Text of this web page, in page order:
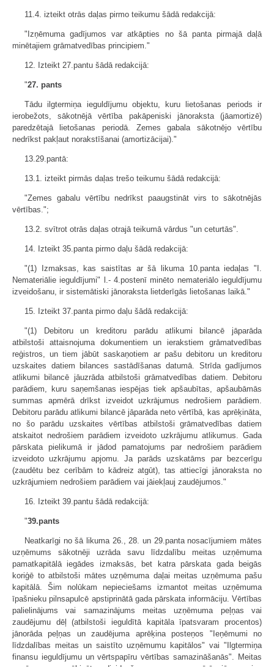
11.4. izteikt otrās daļas pirmo teikumu šādā redakcijā:
"Izņēmuma gadījumos var atkāpties no šā panta pirmajā daļā
minētajiem grāmatvedības principiem."
12. Izteikt 27.pantu šādā redakcijā:
"27. pants
Tādu ilgtermiņa ieguldījumu objektu, kuru lietošanas periods ir
ierobežots, sākotnējā vērtība pakāpeniski jānoraksta (jāamortizē)
paredzētajā lietošanas periodā. Zemes gabala sākotnējo vērtību
nedrīkst pakļaut norakstīšanai (amortizācijai)."
13.29.pantā:
13.1. izteikt pirmās daļas trešo teikumu šādā redakcijā:
"Zemes gabalu vērtību nedrīkst paaugstināt virs to sākotnējās
vērtības.";
13.2. svītrot otrās daļas otrajā teikumā vārdus "un ceturtās".
14. Izteikt 35.panta pirmo daļu šādā redakcijā:
"(1) Izmaksas, kas saistītas ar šā likuma 10.panta iedaļas "I.
Nemateriālie ieguldījumi" l.- 4.postenī minēto nemateriālo ieguldījumu
izveidošanu, ir sistemātiski jānoraksta lietderīgās lietošanas laikā."
15. Izteikt 37.panta pirmo daļu šādā redakcijā:
"(1) Debitoru un kreditoru parādu atlikumi bilancē jāparāda
atbilstoši attaisnojuma dokumentiem un ierakstiem grāmatvedības
reģistros, un tiem jābūt saskaņotiem ar pašu debitoru un kreditoru
uzskaites datiem bilances sastādīšanas datumā. Strīda gadījumos
atlikumi bilancē jāuzrāda atbilstoši grāmatvedības datiem. Debitoru
parādiem, kuru saņemšanas iespējas tiek apšaubītas, apšaubāmās
summas apmērā drīkst izveidot uzkrājumus nedrošiem parādiem.
Debitoru parādu atlikumi bilancē jāparāda neto vērtībā, kas aprēķināta,
no šo parādu uzskaites vērtības atbilstoši grāmatvedības datiem
atskaitot nedrošiem parādiem izveidoto uzkrājumu atlikumus. Gada
pārskata pielikumā ir jādod pamatojums par nedrošiem parādiem
izveidoto uzkrājumu apjomu. Ja parāds uzskatāms par bezcerīgu
(zaudētu bez cerībām to kādreiz atgūt), tas attiecīgi jānoraksta no
uzkrājumiem nedrošiem parādiem vai jāiekļauj zaudējumos."
16. Izteikt 39.pantu šādā redakcijā:
"39.pants
Neatkarīgi no šā likuma 26., 28. un 29.panta nosacījumiem mātes
uzņēmums sākotnēji uzrāda savu līdzdalību meitas uzņēmuma
pamatkapitālā iegādes izmaksās, bet katra pārskata gada beigās
koriģē to atbilstoši mātes uzņēmuma daļai meitas uzņēmuma pašu
kapitālā. Šim nolūkam nepieciešams izmantot meitas uzņēmuma
īpašnieku pilnsapulcē apstiprinātā gada pārskata informāciju. Vērtības
palielinājums vai samazinājums meitas uzņēmuma peļņas vai
zaudējumu dēļ (atbilstoši ieguldītā kapitāla īpatsvaram procentos)
jānorāda peļņas un zaudējuma aprēķina posteņos "Ieņēmumi no
līdzdalības meitas un saistīto uzņēmumu kapitālos" vai "Ilgtermiņa
finansu ieguldījumu un vērtspapīru vērtības samazināšanās". Meitas